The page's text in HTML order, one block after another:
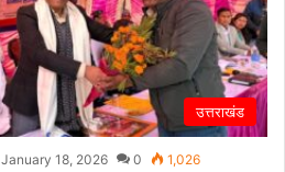
उत्तराखंड
January 18, 2026 0 1,026